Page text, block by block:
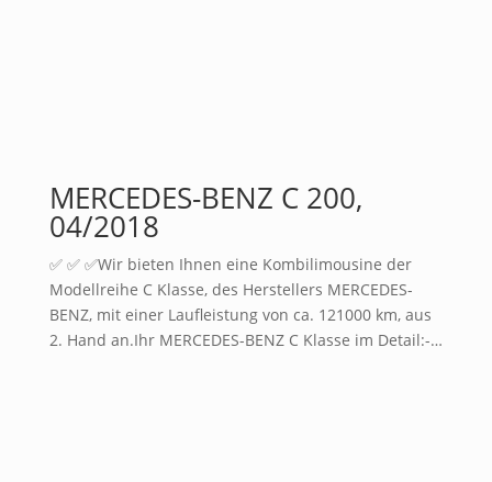
MERCEDES-BENZ C 200,
04/2018
✅ ✅ ✅Wir bieten Ihnen eine Kombilimousine der
Modellreihe C Klasse, des Herstellers MERCEDES-
BENZ, mit einer Laufleistung von ca. 121000 km, aus
2. Hand an.Ihr MERCEDES-BENZ C Klasse im Detail:-…